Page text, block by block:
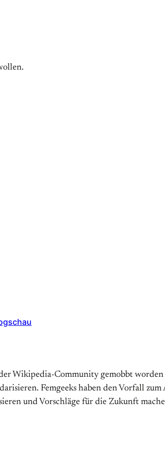
Wikipedia-Community gemobbt
Femgeeks haben den Vorfall
und Vorschläge für die Zukunft